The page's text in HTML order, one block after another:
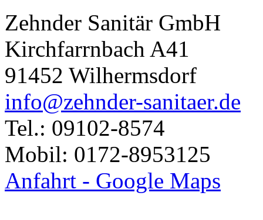
Zehnder Sanitär GmbH
Kirchfarrnbach A41
91452 Wilhermsdorf
info@zehnder-sanitaer.de
Tel.: 09102-8574
Mobil: 0172-8953125
Anfahrt - Google Maps